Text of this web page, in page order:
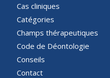
Cas cliniques
Catégories
Champs thérapeutiques
Code de Déontologie
Conseils
Contact